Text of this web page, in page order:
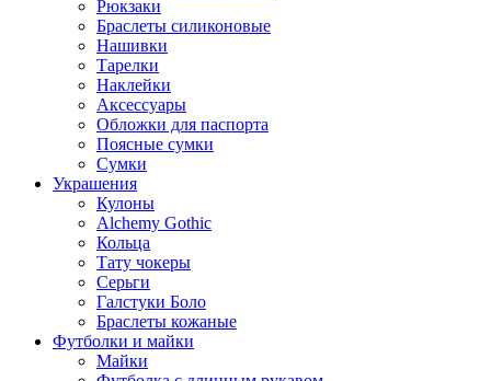
Рюкзаки
Браслеты силиконовые
Нашивки
Тарелки
Наклейки
Аксессуары
Обложки для паспорта
Поясные сумки
Сумки
Украшения
Кулоны
Alchemy Gothic
Кольца
Тату чокеры
Серьги
Галстуки Боло
Браслеты кожаные
Футболки и майки
Майки